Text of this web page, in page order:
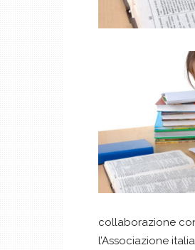
collaborazione
l’Associazione